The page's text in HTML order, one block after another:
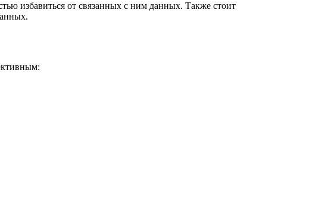
избавиться от связанных с ним данных. Также стоит